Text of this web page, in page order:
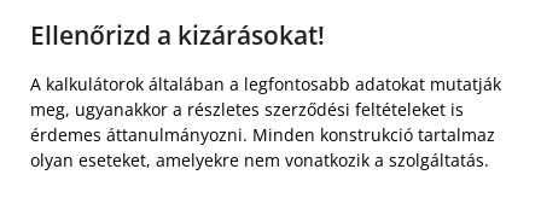
Ellenőrizd a kizárásokat!
A kalkulátorok általában a legfontosabb adatokat mutatják
meg, ugyanakkor a részletes szerződési feltételeket is
érdemes áttanulmányozni. Minden konstrukció tartalmaz
olyan eseteket, amelyekre nem vonatkozik a szolgáltatás.